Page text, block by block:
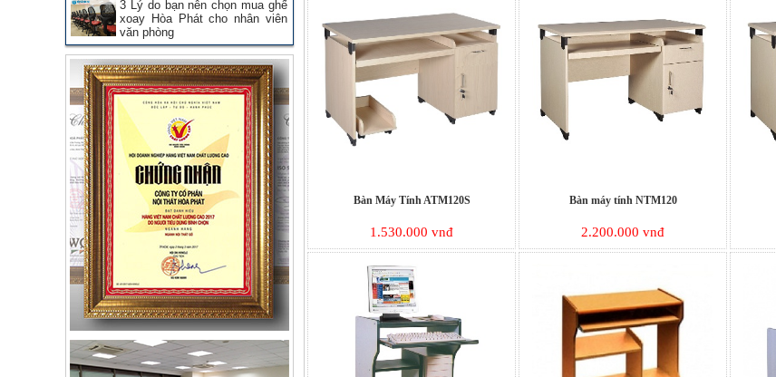
3 Lý do bạn nên chọn mua ghế
xoay Hòa Phát cho nhân viên
văn phòng
Bàn Máy Tính ATM120S
1.530.000 vnđ
Bàn máy tính NTM120
2.200.000 vnđ